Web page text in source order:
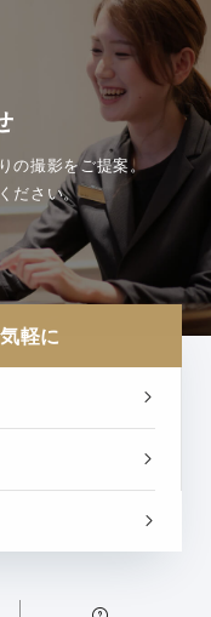
の撮影をご提案。
ださい。
軽に